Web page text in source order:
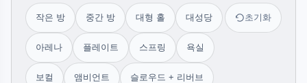
작은 방 중간 방 대형 홀 대성당
아레나 플레이트 스프링 욕실
보컬 앰비언트 슬로우드 + 리버브
초기화